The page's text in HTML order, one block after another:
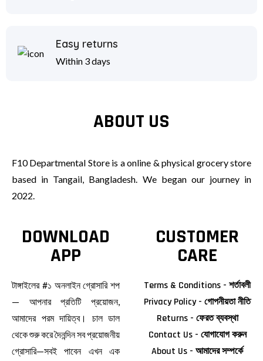
Easy returns
Within 3 days
ABOUT US
F10 Departmental Store is a online & physical grocery store
based in Tangail, Bangladesh. We began our journey in
2022.
DOWNLOAD
APP
টাঙ্গাইলের #১ অনলাইন গ্রোসারি শপ
— আপনার প্রতিটি প্রয়োজন,
আমাদের পরম দায়িত্ব। চাল ডাল
থেকে শুরু করে দৈনন্দিন সব প্রয়োজনীয়
গ্রোসারি—সবই পাবেন এখন এক
CUSTOMER
CARE
Terms & Conditions - শর্তাবলী
Privacy Policy - গোপনীয়তা নীতি
Returns - ফেরত ব্যবস্থা
Contact Us - যোগাযোগ করুন
About Us - আমাদের সম্পর্কে